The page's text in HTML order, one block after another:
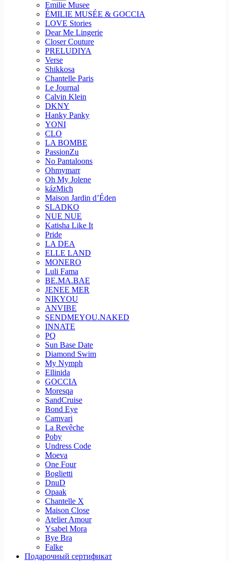
Emilie Musee
ÉMILIE MUSÉE & GOCCIA
LOVE Stories
Dear Me Lingerie
Closer Couture
PRELUDIYA
Verse
Shikkosa
Chantelle Paris
Le Journal
Calvin Klein
DKNY
Hanky Panky
YONI
CLO
LA BOMBE
PassionZu
No Pantaloons
Ohmymarr
Oh My Jolene
kázMich
Maison Jardin d’Éden
SLADKO
NUE NUE
Katisha Like It
Pride
LA DEA
ELLE LAND
MONERO
Luli Fama
BE.MA.BAE
JENEE MER
NIKYOU
ANVIBE
SENDMEYOU.NAKED
INNATE
PQ
Sun Base Date
Diamond Swim
My Nymph
Ellinida
GOCCIA
Moresqa
SandCruise
Bond Eye
Camvari
La Revêche
Poby
Undress Code
Moeva
One Four
Boglietti
DnuD
Opaak
Chantelle X
Maison Close
Atelier Amour
Ysabel Mora
Bye Bra
Falke
Подарочный сертификат